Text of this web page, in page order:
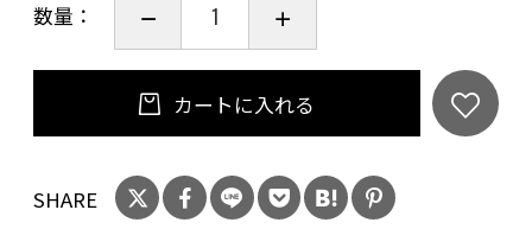
20歳未満の飲酒は法律で禁止されています。当
店は20歳未満の方への酒類の販売はいたしてお
ご購入時、「ご注文手続き」画面の「お問い合
わせ欄」に、生年月日を必ず入力してくださ
い。
数量：
カートに入れる
SHARE